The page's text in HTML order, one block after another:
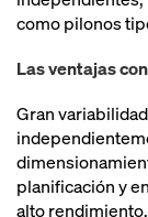
como pilonos
Las ventajas
Gran
planificación y
alto rendimiento.